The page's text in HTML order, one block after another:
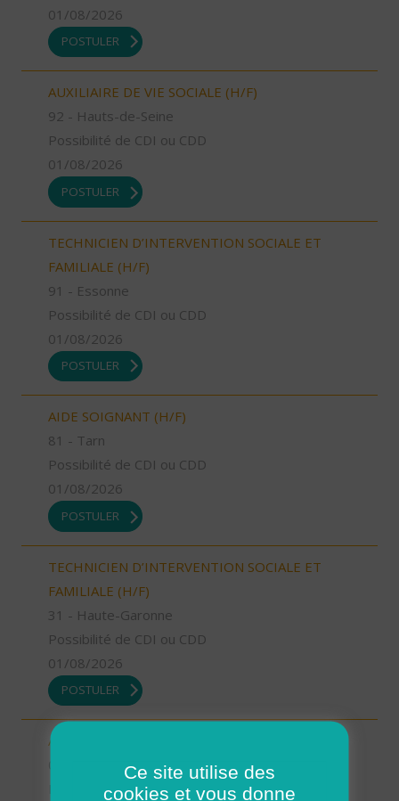
01/08/2026
POSTULER
AUXILIAIRE DE VIE SOCIALE (H/F)
92 - Hauts-de-Seine
Possibilité de CDI ou CDD
01/08/2026
POSTULER
TECHNICIEN D’INTERVENTION SOCIALE ET
FAMILIALE (H/F)
91 - Essonne
Possibilité de CDI ou CDD
01/08/2026
POSTULER
AIDE SOIGNANT (H/F)
81 - Tarn
Possibilité de CDI ou CDD
01/08/2026
POSTULER
TECHNICIEN D’INTERVENTION SOCIALE ET
FAMILIALE (H/F)
31 - Haute-Garonne
Possibilité de CDI ou CDD
01/08/2026
POSTULER
AIDE SOIGNANT (H/F)
04 - Alpes-de-Haute-Provence
Possibilité de CDI ou CDD
Ce site utilise des
cookies et vous donne